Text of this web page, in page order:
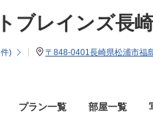
ブレインズ長崎
件) 〒848-0401長崎県松浦市福
プラン一覧 部屋一覧